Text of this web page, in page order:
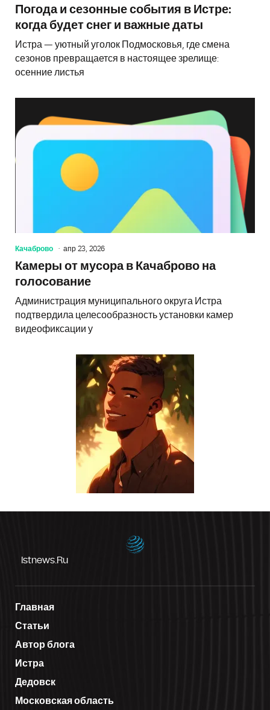
Погода и сезонные события в Истре:
когда будет снег и важные даты
Истра — уютный уголок Подмосковья, где смена
сезонов превращается в настоящее зрелище:
осенние листья
Качаброво апр 23, 2026
Камеры от мусора в Качаброво на
голосование
Администрация муниципального округа Истра
подтвердила целесообразность установки камер
видеофиксации у
Istnews.ru
Главная
Статьи
Автор блога
Истра
Дедовск
Московская область